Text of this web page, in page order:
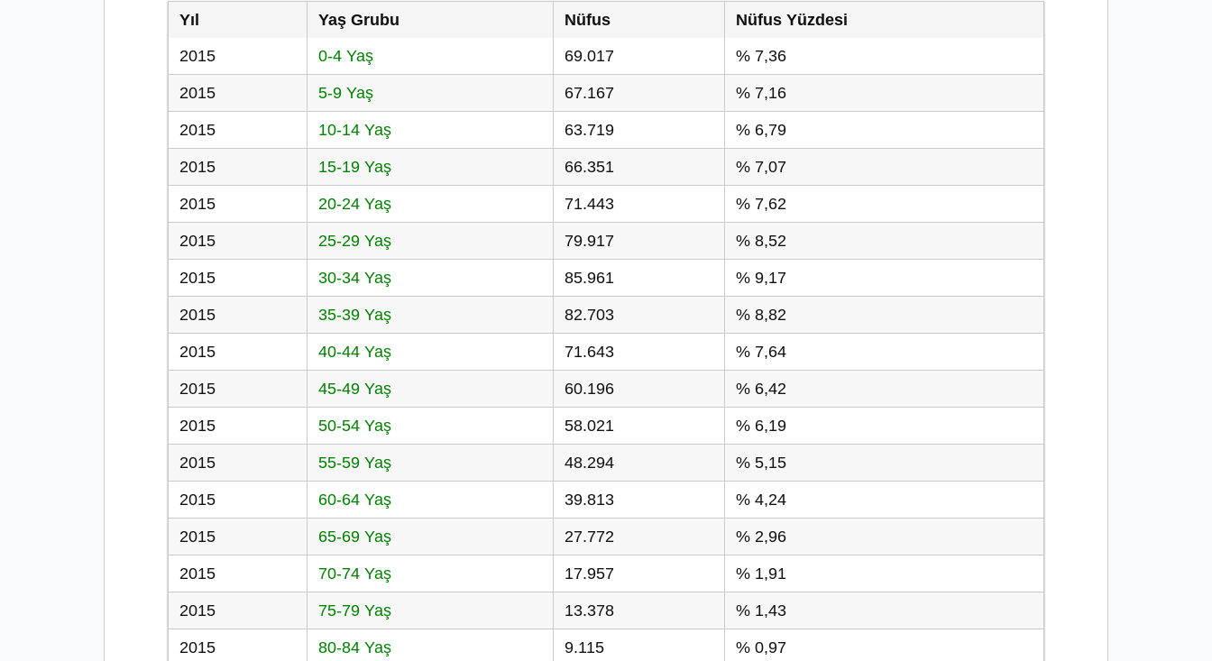
Yıl Yaş Grubu Nüfus
Nüfus Yüzdesi
2015
0-4 Yaş 69.017 % 7,36
2015 5-9 Yaş 67.167 % 7,16
2015 10-14 Yaş 63.719 % 6,79
2015 15-19 Yaş 66.351 % 7,07
2015 20-24 Yaş 71.443 % 7,62
2015 25-29 Yaş 79.917 % 8,52
2015 30-34 Yaş 85.961 % 9,17
2015 35-39 Yaş 82.703 % 8,82
2015 40-44 Yaş 71.643 % 7,64
2015 45-49 Yaş 60.196 % 6,42
2015 50-54 Yaş 58.021 % 6,19
2015 55-59 Yaş 48.294 % 5,15
2015 60-64 Yaş 39.813 % 4,24
2015 65-69 Yaş 27.772 % 2,96
2015 70-74 Yaş 17.957 % 1,91
2015 75-79 Yaş 13.378 % 1,43
2015 80-84 Yaş 9.115 % 0,97